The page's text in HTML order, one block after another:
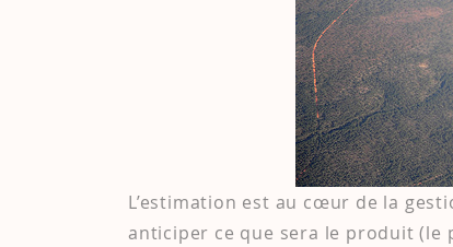
L’estimation est au cœur de la
anticiper ce que sera le produit (le